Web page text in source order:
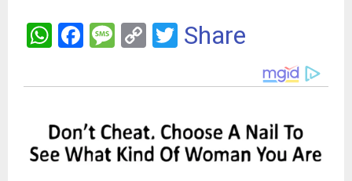
W
at
A
p
F
ce
o
o
M
s
g
e
C
py
n
k
T
tt
Share